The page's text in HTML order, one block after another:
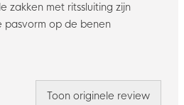
zakken met ritssluiting zijn
pasvorm op de benen
Toon originele review